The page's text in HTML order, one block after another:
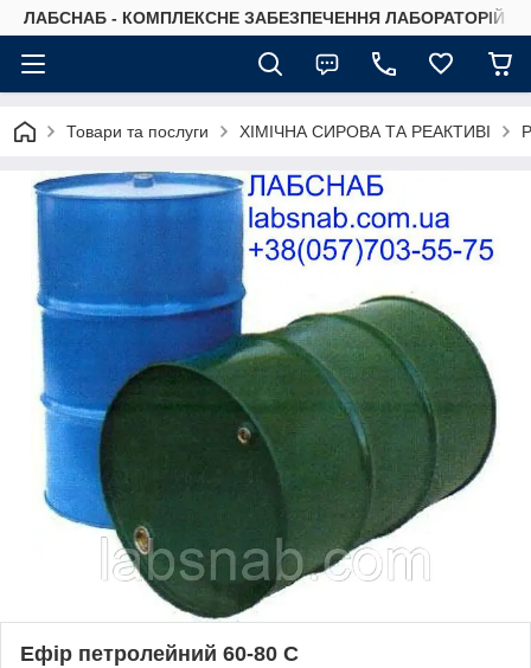
ЛАБСНАБ - КОМПЛЕКСНЕ ЗАБЕЗПЕЧЕННЯ ЛАБОРАТОРІЙ
Товари та послуги ХІМІЧНА СИРОВА ТА РЕАКТИВІ
Ефір петролейний 60-80 С